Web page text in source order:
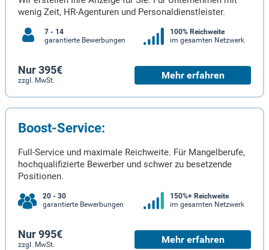
wenig Zeit, HR-Agenturen und Personaldienstleister.
7 - 14
garantierte Bewerbungen
100% Reichweite
im gesamten Netzwerk
Nur 395€
zzgl. MwSt. Mehr erfahren
Boost-Service:
Full-Service und maximale Reichweite. Für Mangelberufe,
hochqualifizierte Bewerber und schwer zu besetzende
Positionen.
20 - 30
garantierte Bewerbungen
150%+ Reichweite
im gesamten Netzwerk
Nur 995€
zzgl. MwSt. Mehr erfahren